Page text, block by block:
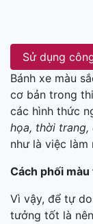
Sử dụng
Bánh xe màu
cơ bản trong
các hình thức
họa, thời trang,
như là việc làm
Cách phối
Vì vậy, để tự
tưởng tốt là